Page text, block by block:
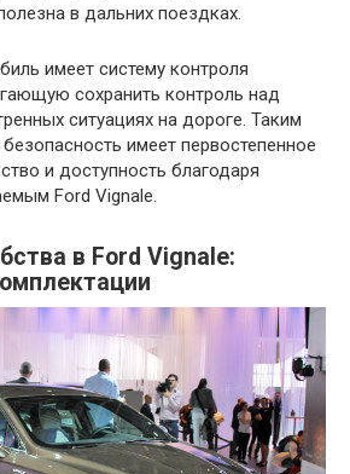
в дальних поездках.
имеет систему контроля
сохранить контроль над
ситуациях на дороге. Таким
имеет первостепенное
и доступность благодаря
Ford Vignale.
в Ford Vignale: